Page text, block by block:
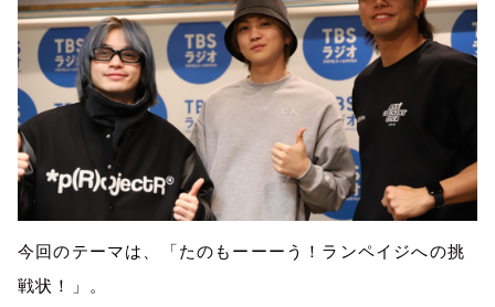
今回のテーマは、「たのもーーーう！ランペイジへの挑
戦状！」。